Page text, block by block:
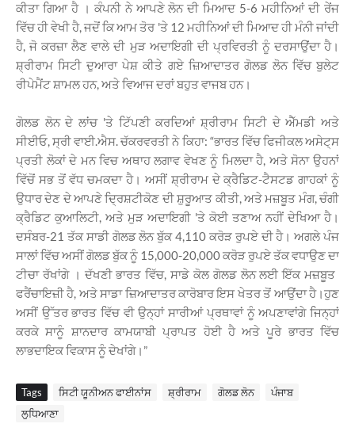
ਕੀਤਾ ਗਿਆ ਹੈ । ਕੰਪਨੀ ਨੇ ਆਪਣੇ ਲੋਨ ਦੀ ਮਿਆਦ 5-6 ਮਹੀਨਿਆਂ ਦੀ ਰੇਂਜ
ਵਿੱਚ ਹੀ ਵੇਖੀ ਹੈ, ਜਦੋਂ ਕਿ ਆਮ ਤੋਰ 'ਤੇ 12 ਮਹੀਨਿਆਂ ਦੀ ਮਿਆਦ ਹੀ ਮੰਨੀ ਜਾਂਦੀ
ਹੈ, ਜੋ ਕਰਜ਼ਾ ਲੈਣ ਵਾਲੇ ਦੀ ਮੁੜ ਅਦਾਇਗੀ ਦੀ ਪ੍ਰਵਿਰਤੀ ਨੂੰ ਦਰਸਾਉਂਦਾ ਹੈ।
ਸ਼੍ਰੀਰਾਮ ਸਿਟੀ ਦੁਆਰਾ ਪੇਸ਼ ਕੀਤੇ ਗਏ ਜ਼ਿਆਦਾਤਰ ਗੋਲਡ ਲੋਨ ਵਿੱਚ ਬੁਲੇਟ
ਰੀਪੇਮੈਂਟ ਸ਼ਾਮਲ ਹਨ, ਅਤੇ ਵਿਆਜ ਦਰਾਂ ਬਹੁਤ ਵਾਜਬ ਹਨ।
ਗੋਲਡ ਲੋਨ ਦੇ ਲਾਂਚ 'ਤੇ ਟਿੱਪਣੀ ਕਰਦਿਆਂ ਸ਼੍ਰੀਰਾਮ ਸਿਟੀ ਦੇ ਐੱਮਡੀ ਅਤੇ
ਸੀਈਓ, ਸ੍ਰੀ ਵਾਈ.ਐਸ. ਚੱਕਰਵਰਤੀ ਨੇ ਕਿਹਾ: “ਭਾਰਤ ਵਿੱਚ ਫਿਜੀਕਲ ਅਸੇਟ੍ਸ
ਪ੍ਰਤੀ ਲੋਕਾਂ ਦੇ ਮਨ ਵਿਚ ਅਥਾਹ ਲਗਾਵ ਵੇਖਣ ਨੂੰ ਮਿਲਦਾ ਹੈ, ਅਤੇ ਸੋਨਾ ਉਹਨਾਂ
ਵਿੱਚੋਂ ਸਭ ਤੋਂ ਵੱਧ ਚਮਕਦਾ ਹੈ। ਅਸੀਂ ਸ਼੍ਰੀਰਾਮ ਦੇ ਕ੍ਰੈਡਿਟ-ਟੈਸਟਡ ਗਾਹਕਾਂ ਨੂੰ
ਉਧਾਰ ਦੇਣ ਦੇ ਆਪਣੇ ਦ੍ਰਿਸ਼ਟੀਕੋਣ ਦੀ ਸ਼ੁਰੂਆਤ ਕੀਤੀ, ਅਤੇ ਮਜ਼ਬੂਤ ​​ਮੰਗ, ਚੰਗੀ
ਕ੍ਰੈਡਿਟ ਕੁਆਲਿਟੀ, ਅਤੇ ਮੁੜ ਅਦਾਇਗੀ 'ਤੇ ਕੋਈ ਤਣਾਅ ਨਹੀਂ ਦੇਖਿਆ ਹੈ।
ਦਸੰਬਰ-21 ਤੱਕ ਸਾਡੀ ਗੋਲਡ ਲੋਨ ਬੁੱਕ 4,110 ਕਰੋੜ ਰੁਪਏ ਦੀ ਹੈ। ਅਗਲੇ ਪੰਜ
ਸਾਲਾਂ ਵਿੱਚ ਅਸੀਂ ਗੋਲਡ ਬੁੱਕ ਨੂੰ 15,000-20,000 ਕਰੋੜ ਰੁਪਏ ਤੱਕ ਵਧਾਉਣ ਦਾ
ਟੀਚਾ ਰੱਖਾਂਗੇ । ਦੱਖਣੀ ਭਾਰਤ ਵਿੱਚ, ਸਾਡੇ ਕੋਲ ਗੋਲਡ ਲੋਨ ਲਈ ਇੱਕ ਮਜ਼ਬੂਤ ​​
ਫਰੈਂਚਾਇਜ਼ੀ ਹੈ, ਅਤੇ ਸਾਡਾ ਜ਼ਿਆਦਾਤਰ ਕਾਰੋਬਾਰ ਇਸ ਖੇਤਰ ਤੋਂ ਆਉਂਦਾ ਹੈ।ਹੁਣ
ਅਸੀਂ ਉੱਤਰ ਭਾਰਤ ਵਿੱਚ ਵੀ ਉਨ੍ਹਾਂ ਸਾਰੀਆਂ ਪ੍ਰਥਾਵਾਂ ਨੂੰ ਅਪਣਾਵਾਂਗੇ ਜਿਨ੍ਹਾਂ
ਕਰਕੇ ਸਾਨੂੰ ਸ਼ਾਨਦਾਰ ਕਾਮਯਾਬੀ ਪ੍ਰਾਪਤ ਹੋਈ ਹੈ ਅਤੇ ਪੂਰੇ ਭਾਰਤ ਵਿੱਚ
ਲਾਭਦਾਇਕ ਵਿਕਾਸ ਨੂੰ ਦੇਖਾਂਗੇ।”
Tags ਸਿਟੀ ਯੂਨੀਅਨ ਫਾਈਨਾਂਸ ਸ਼੍ਰੀਰਾਮ ਗੋਲਡ ਲੋਨ
ਪੰਜਾਬ
ਲੁਧਿਆਣਾ